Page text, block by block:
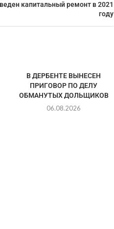
капитальный ремонт в 2021
году
В ДЕРБЕНТЕ ВЫНЕСЕН
ПРИГОВОР ПО ДЕЛУ
ОБМАНУТЫХ ДОЛЬЩИКОВ
06.08.2026